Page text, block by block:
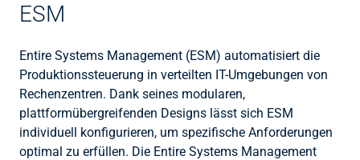
ESM
Entire Systems Management (ESM) automatisiert die
Produktionssteuerung in verteilten IT-Umgebungen von
Rechenzentren. Dank seines modularen,
plattformübergreifenden Designs lässt sich ESM
individuell konfigurieren, um spezifische Anforderungen
optimal zu erfüllen. Die Entire Systems Management